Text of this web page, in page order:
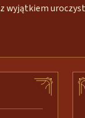
wyjątkiem